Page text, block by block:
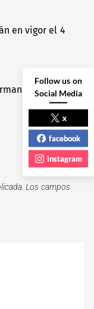
en vigor el 4
pacto
Los campos
Follow us on
Social Media
x
facebook
instagram